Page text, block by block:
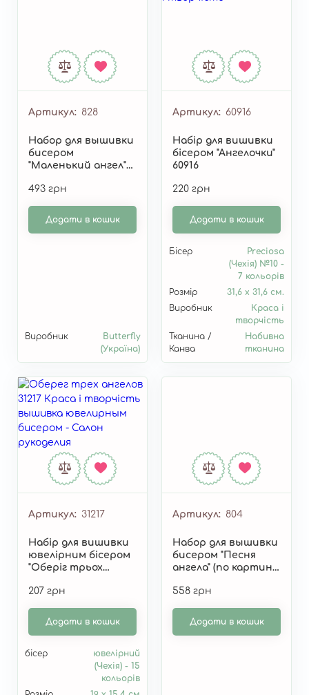
Артикул 828
Набор для вышивки
бисером
"Маленький ангел"
493 грн
Додати в кошик
Виробник
Butterfly
(Україна)
Артикул 60916
Набір для вишивки
бісером "Ангелочки"
60916
220 грн
Додати в кошик
Бісер
Preciosa
(Чехія) №10 -
7 кольорів
Розмір
31,6 х 31,6 см.
Виробник
Краса і
творчість
Тканина /
Канва
Набивна
тканина
Артикул 31217
Набір для вишивки
ювелірним бісером
"Оберіг трьох
207 грн
Додати в кошик
бісер
ювелірний
(Чехія) - 15
кольорів
Артикул 804
Набор для вышивки
бисером "Песня
ангела" (по картине
558 грн
Додати в кошик